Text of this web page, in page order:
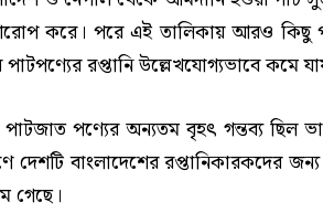
করে। পরে এই তালিকায় আরও কিছু
রপ্তানি উল্লেখযোগ্যভাবে কমে
পণ্যের অন্যতম বৃহৎ গন্তব্য ছিল
দেশটি বাংলাদেশের রপ্তানিকারকদের
গেছে।